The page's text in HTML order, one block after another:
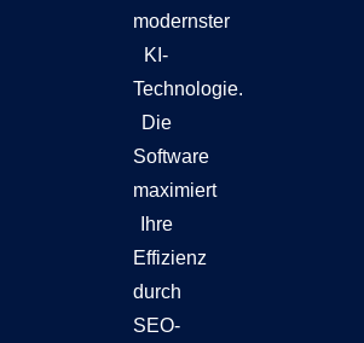
modernster
KI-
Technologie.
Die
Software
maximiert
Ihre
Effizienz
durch
SEO-